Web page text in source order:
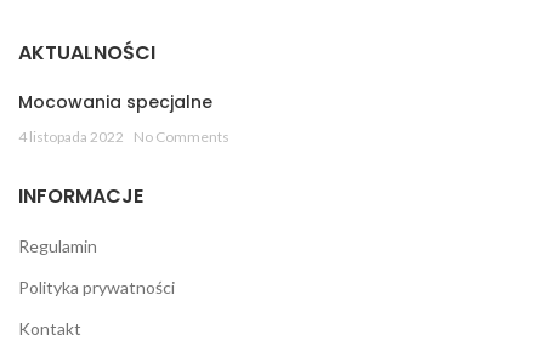
AKTUALNOŚCI
Mocowania specjalne
4 listopada 2022 No Comments
INFORMACJE
Regulamin
Polityka prywatności
Kontakt